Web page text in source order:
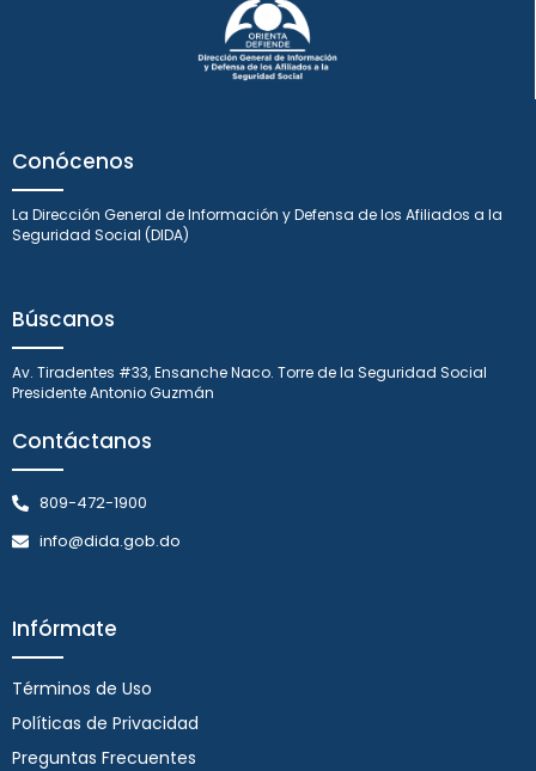
Conócenos
La Dirección General de Información y Defensa de los Afiliados a la
Seguridad Social (DIDA)
Búscanos
Av. Tiradentes #33, Ensanche Naco. Torre de la Seguridad Social
Presidente Antonio Guzmán
Contáctanos
809-472-1900
info@dida.gob.do
Infórmate
Términos de Uso
Políticas de Privacidad
Preguntas Frecuentes